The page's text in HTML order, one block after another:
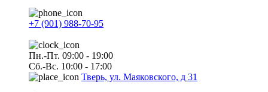
+7 (901) 988-70-95
Пн.-Пт. 09:00 - 19:00
Сб.-Вс. 10:00 - 17:00
Тверь, ул. Маяковского, д 31